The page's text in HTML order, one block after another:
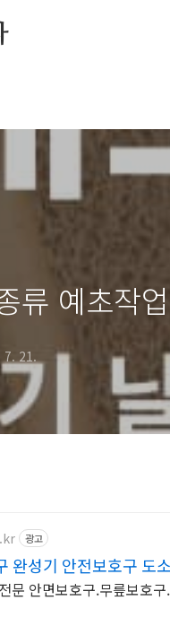
류 예초작
7. 21.
광고
완성기 안전보호구 도
문 안면보호구.무릎보호